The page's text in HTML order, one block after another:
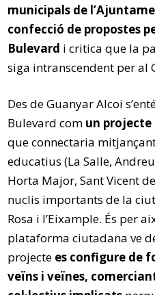
municipals de
confecció de propostes
Bulevard i critica que la
siga intranscendent per al
Des de Guanyar Alcoi
Bulevard com un
que connectaria
educatius (La Salle,
Horta Major, Sant Vicent
nuclis importants de la
Rosa i l’Eixample. És per
plataforma ciutadana ve
projecte es configure de
veïns i veïnes,